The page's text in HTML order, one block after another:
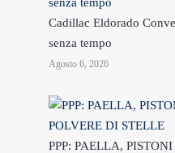
Cadillac Eldorado
senza tempo
Agosto 6, 2026
PPP: PAELLA,